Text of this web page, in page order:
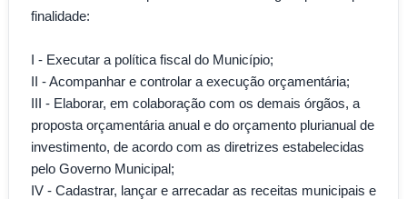
finalidade:
I - Executar a política fiscal do Município;
II - Acompanhar e controlar a execução orçamentária;
III - Elaborar, em colaboração com os demais órgãos, a
proposta orçamentária anual e do orçamento plurianual de
investimento, de acordo com as diretrizes estabelecidas
pelo Governo Municipal;
IV - Cadastrar, lançar e arrecadar as receitas municipais e